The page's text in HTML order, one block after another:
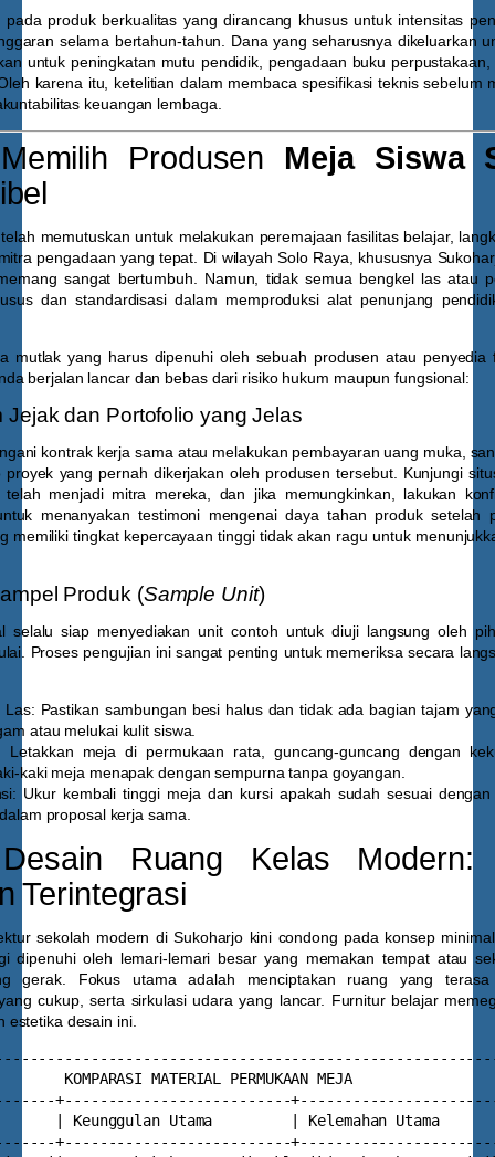
pada produk berkualitas yang dirancang khusus untuk intensitas
selama bertahun-tahun. Dana yang seharusnya dikeluarkan
untuk peningkatan mutu pendidik, pengadaan buku
karena itu, ketelitian dalam membaca spesifikasi teknis sebelum
keuangan lembaga.
Produsen Meja Siswa
memutuskan untuk melakukan peremajaan fasilitas belajar,
pengadaan yang tepat. Di wilayah Solo Raya, khususnya
sangat bertumbuh. Namun, tidak semua bengkel las atau
dan standardisasi dalam memproduksi alat penunjang
mutlak yang harus dipenuhi oleh sebuah produsen atau penyedia
berjalan lancar dan bebas dari risiko hukum maupun fungsional:
Jejak dan Portofolio yang Jelas
kontrak kerja sama atau melakukan pembayaran uang muka,
proyek yang pernah dikerjakan oleh produsen tersebut. Kunjungi
menjadi mitra mereka, dan jika memungkinkan, lakukan
menanyakan testimoni mengenai daya tahan produk setelah
memiliki tingkat kepercayaan tinggi tidak akan ragu untuk
Produk (Sample Unit)
selalu siap menyediakan unit contoh untuk diuji langsung oleh
Proses pengujian ini sangat penting untuk memeriksa secara
Las: Pastikan sambungan besi halus dan tidak ada bagian tajam
atau melukai kulit siswa.
Letakkan meja di permukaan rata, guncang-guncang dengan
kaki meja menapak dengan sempurna tanpa goyangan.
Ukur kembali tinggi meja dan kursi apakah sudah sesuai
proposal kerja sama.
Ruang Kelas Modern:
Terintegrasi
sekolah modern di Sukoharjo kini condong pada konsep
dipenuhi oleh lemari-lemari besar yang memakan tempat atau
gerak. Fokus utama adalah menciptakan ruang yang terasa
cukup, serta sirkulasi udara yang lancar. Furnitur belajar
estetika desain ini.
MATERIAL PERMUKAAN MEJA
+--------------------------
| Keunggulan Utama         | Kelemahan Utama
+--------------------------